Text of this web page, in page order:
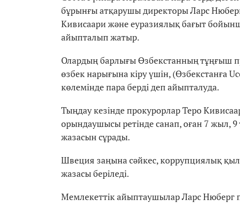
бұрынғы атқарушы директоры Ларс
Кивисаари және еуразиялық бағыт
айыпталып жатыр.
Олардың барлығы Өзбекстанның тұңғыш
өзбек нарығына кіру үшін, (Өзбекстанға
көлемінде пара берді деп айыпталуда.
Тыңдау кезінде прокурорлар Теро
орындаушысы ретінде санап, оған 7 жыл,
жазасын сұрады.
​Швеция заңына сәйкес, коррупциялық
жазасы беріледі.
Мемлекеттік айыптаушылар Ларс Нюберг